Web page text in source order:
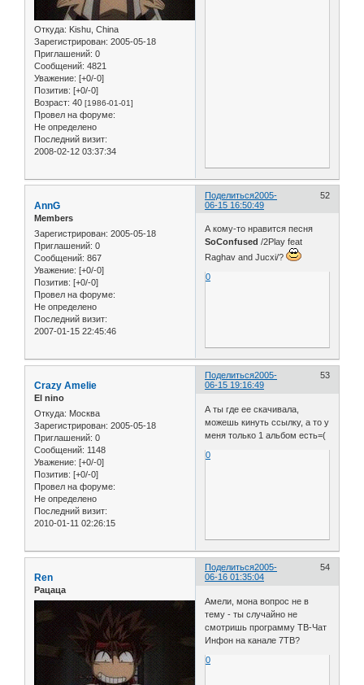
Откуда: Kishu, China
Зарегистрирован: 2005-05-18
Приглашений: 0
Сообщений: 4821
Уважение: [+0/-0]
Позитив: [+0/-0]
Возраст: 40 [1986-01-01]
Провел на форуме:
Не определено
Последний визит:
2008-02-12 03:37:34
Поделиться 52
2005-
06-15 16:50:49
AnnG
Members
Зарегистрирован: 2005-05-18
Приглашений: 0
Сообщений: 867
Уважение: [+0/-0]
Позитив: [+0/-0]
Провел на форуме:
Не определено
Последний визит:
2007-01-15 22:45:46
А кому-то нравится песня
SoConfused /2Play feat
Raghav and Jucxi/?
0
Поделиться 53
2005-
06-15 19:16:49
Crazy Amelie
El nino
Откуда: Москва
Зарегистрирован: 2005-05-18
Приглашений: 0
Сообщений: 1148
Уважение: [+0/-0]
Позитив: [+0/-0]
Провел на форуме:
Не определено
Последний визит:
2010-01-11 02:26:15
А ты где ее скачивала,
можешь кинуть ссылку, а то у
меня только 1 альбом есть=(
0
Поделиться 54
2005-
06-16 01:35:04
Ren
Рацаца
Амели, мона вопрос не в
тему - ты случайно не
смотришь программу ТВ-Чат
Инфон на канале 7ТВ?
0